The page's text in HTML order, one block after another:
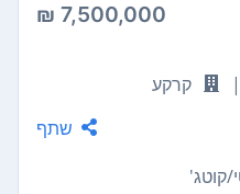
7,500,000 ₪
|
קרקע
שתף
קוטג'